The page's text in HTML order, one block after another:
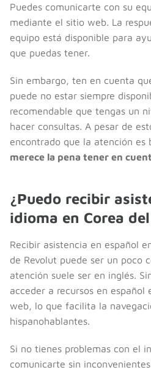
Puedes comunicarte con su
mediante el sitio web. La
equipo está disponible para
que puedas tener.
Sin embargo, ten en cuenta
puede no estar siempre
recomendable que tengas un
hacer consultas. A pesar de
encontrado que la atención es
merece la pena tener en
¿Puedo recibir
idioma en Corea
Recibir asistencia en español
de Revolut puede ser un poco
atención suele ser en inglés.
acceder a recursos en
web, lo que facilita la
hispanohablantes.
Si no tienes problemas con el
comunicarte sin